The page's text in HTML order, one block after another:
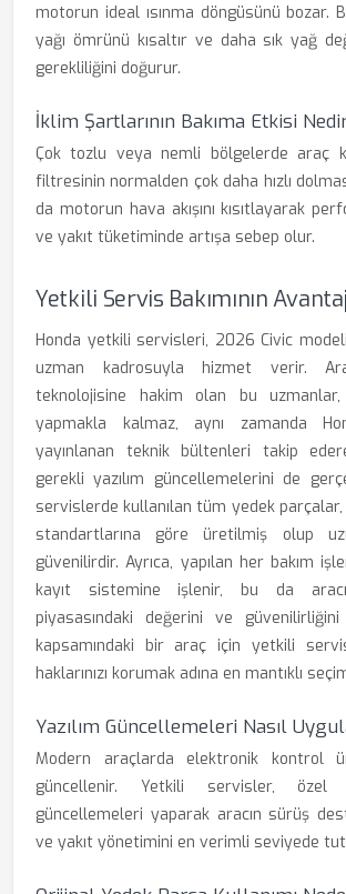
motorun ideal ısınma döngüsünü bozar.
yağı ömrünü kısaltır ve daha sık yağ
gerekliliğini doğurur.
İklim Şartlarının Bakıma Etkisi
Çok tozlu veya nemli bölgelerde araç
filtresinin normalden çok daha hızlı
da motorun hava akışını kısıtlayarak
ve yakıt tüketiminde artışa sebep olur.
Yetkili Servis Bakımının
Honda yetkili servisleri, 2026 Civic
uzman kadrosuyla hizmet verir.
teknolojisine hakim olan bu uzmanlar,
yapmakla kalmaz, aynı zamanda
yayınlanan teknik bültenleri takip
gerekli yazılım güncellemelerini de
servislerde kullanılan tüm yedek parçalar,
standartlarına göre üretilmiş olup
güvenilirdir. Ayrıca, yapılan her bakım
kayıt sistemine işlenir, bu da
piyasasındaki değerini ve güvenilirliğini
kapsamındaki bir araç için yetkili
haklarınızı korumak adına en mantıklı
Yazılım Güncellemeleri Nasıl
Modern araçlarda elektronik kontrol
güncellenir. Yetkili servisler, özel
güncellemeleri yaparak aracın sürüş
ve yakıt yönetimini en verimli seviyede